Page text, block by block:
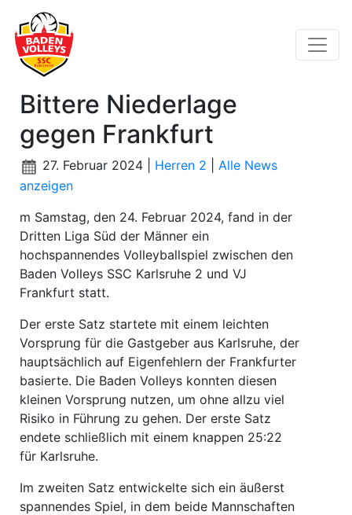
Bittere Niederlage
gegen Frankfurt
27. Februar 2024 | Herren 2
Alle News
anzeigen
m Samstag, den 24. Februar 2024, fand in der
Dritten Liga Süd der Männer ein
hochspannendes Volleyballspiel zwischen den
Baden Volleys SSC Karlsruhe 2 und VJ
Frankfurt statt.
Der erste Satz startete mit einem leichten
Vorsprung für die Gastgeber aus Karlsruhe, der
hauptsächlich auf Eigenfehlern der Frankfurter
basierte. Die Baden Volleys konnten diesen
kleinen Vorsprung nutzen, um ohne allzu viel
Risiko in Führung zu gehen. Der erste Satz
endete schließlich mit einem knappen 25:22
für Karlsruhe.
Im zweiten Satz entwickelte sich ein äußerst
spannendes Spiel, in dem beide Mannschaften